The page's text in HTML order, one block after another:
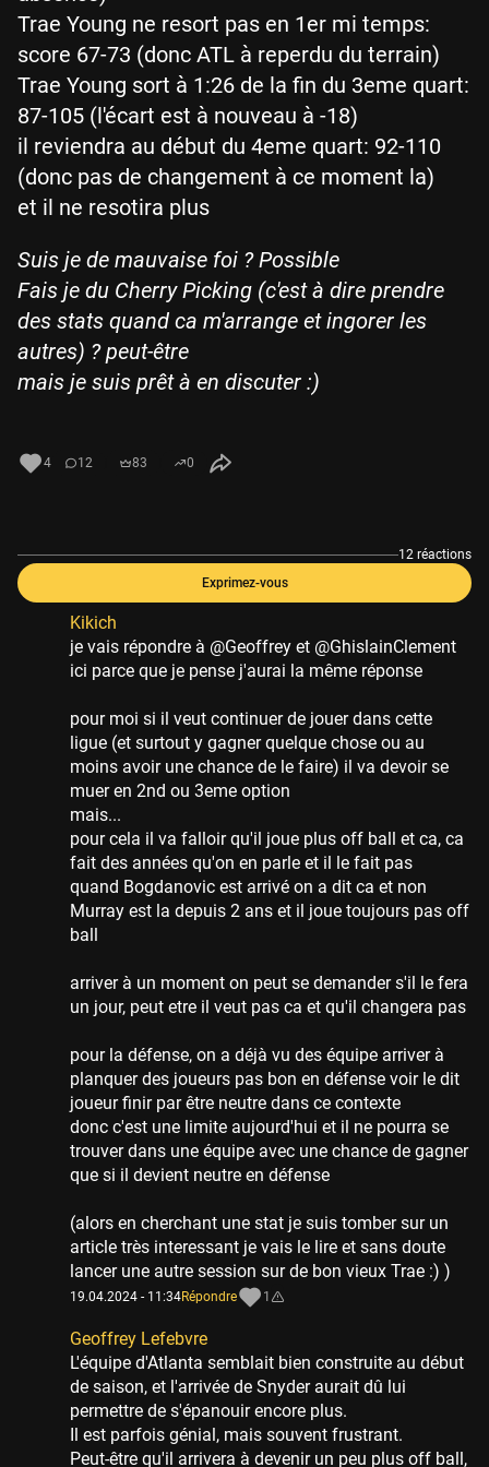
Trae Young ne resort pas en 1er mi temps:
score 67-73 (donc ATL à reperdu du terrain)
Trae Young sort à 1:26 de la fin du 3eme quart:
87-105 (l'écart est à nouveau à -18)
il reviendra au début du 4eme quart: 92-110
(donc pas de changement à ce moment la)
et il ne resotira plus
Suis je de mauvaise foi ? Possible
Fais je du Cherry Picking (c'est à dire prendre
des stats quand ca m'arrange et ingorer les
autres) ? peut-être
mais je suis prêt à en discuter :)
4 12 83 0
12 réactions
Exprimez-vous
Kikich
je vais répondre à @Geoffrey et @GhislainClement
ici parce que je pense j'aurai la même réponse
pour moi si il veut continuer de jouer dans cette
ligue (et surtout y gagner quelque chose ou au
moins avoir une chance de le faire) il va devoir se
muer en 2nd ou 3eme option
mais...
pour cela il va falloir qu'il joue plus off ball et ca, ca
fait des années qu'on en parle et il le fait pas
quand Bogdanovic est arrivé on a dit ca et non
Murray est la depuis 2 ans et il joue toujours pas off
ball
arriver à un moment on peut se demander s'il le fera
un jour, peut etre il veut pas ca et qu'il changera pas
pour la défense, on a déjà vu des équipe arriver à
planquer des joueurs pas bon en défense voir le dit
joueur finir par être neutre dans ce contexte
donc c'est une limite aujourd'hui et il ne pourra se
trouver dans une équipe avec une chance de gagner
que si il devient neutre en défense
(alors en cherchant une stat je suis tomber sur un
article très interessant je vais le lire et sans doute
lancer une autre session sur de bon vieux Trae :) )
19.04.2024 - 11:34Répondre 1
Geoffrey Lefebvre
L'équipe d'Atlanta semblait bien construite au début
de saison, et l'arrivée de Snyder aurait dû lui
permettre de s'épanouir encore plus.
Il est parfois génial, mais souvent frustrant.
Peut-être qu'il arrivera à devenir un peu plus off ball,